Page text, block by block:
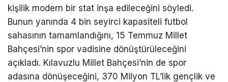
kişilik modern bir stat inşa edileceğini söyledi.
Bunun yanında 4 bin seyirci kapasiteli futbol
sahasının tamamlandığını, 15 Temmuz Millet
Bahçesi’nin spor vadisine dönüştürüleceğini
açıkladı. Kılavuzlu Millet Bahçesi’nin de spor
adasına dönüşeceğini, 370 Milyon TL’lik gençlik ve